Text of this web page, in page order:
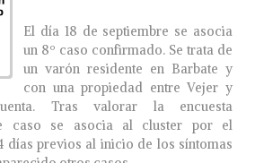
El día 18 de septiembre se asocia
un 8º caso confirmado. Se trata de
un varón residente en Barbate y
con una propiedad entre Vejer y
Tras valorar la encuesta
caso se asocia al cluster por el
días previos al inicio de los síntomas